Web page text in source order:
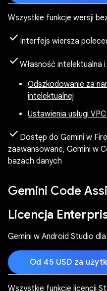
Wszystkie funkcje wersji
check Interfejs wiersza
check Własność intelektualna
Odszkodowanie za
intelektualnej
Ustawienia usługi
check Dostęp do Gemini w
zaawansowane, Gemini w
bazach danych
Gemini Code
Licencja
Gemini w Android Studio
Od 45 USD za
Wszystkie funkcje licencji